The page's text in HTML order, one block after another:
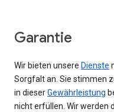
Garantie
Wir bieten unsere Dienste
Sorgfalt an. Sie stimmen
in dieserGewährleistung
nicht erfüllen. Wir werden